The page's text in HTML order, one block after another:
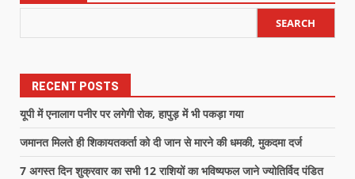
SEARCH
RECENT POSTS
यूपी में एनालाग पनीर पर लगेगी रोक, हापुड़ में भी पकड़ा गया
जमानत मिलते ही शिकायतकर्ता को दी जान से मारने की धमकी, मुकदमा दर्ज
7 अगस्त दिन शुक्रवार का सभी 12 राशियों का भविष्यफल जाने ज्योतिर्विद पंडित